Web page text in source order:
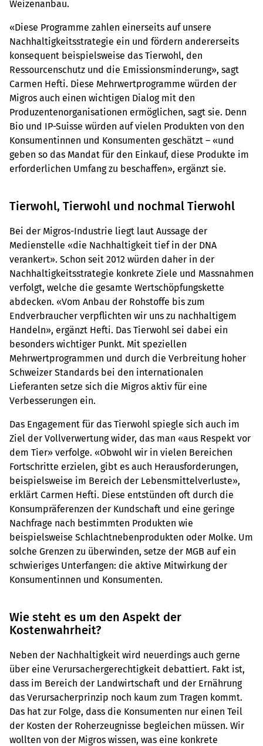
Weizenanbau.
«Diese Programme zahlen einerseits auf unsere
Nachhaltigkeitsstrategie ein und fördern andererseits
konsequent beispielsweise das Tierwohl, den
Ressourcenschutz und die Emissionsminderung», sagt
Carmen Hefti. Diese Mehrwertprogramme würden der
Migros auch einen wichtigen Dialog mit den
Produzentenorganisationen ermöglichen, sagt sie. Denn
Bio und IP-Suisse würden auf vielen Produkten von den
Konsumentinnen und Konsumenten geschätzt – «und
geben so das Mandat für den Einkauf, diese Produkte im
erforderlichen Umfang zu beschaffen», ergänzt sie.
Tierwohl, Tierwohl und nochmal Tierwohl
Bei der Migros-Industrie liegt laut Aussage der
Medienstelle «die Nachhaltigkeit tief in der DNA
verankert». Schon seit 2012 würden daher in der
Nachhaltigkeitsstrategie konkrete Ziele und Massnahmen
verfolgt, welche die gesamte Wertschöpfungskette
abdecken. «Vom Anbau der Rohstoffe bis zum
Endverbraucher verpflichten wir uns zu nachhaltigem
Handeln», ergänzt Hefti. Das Tierwohl sei dabei ein
besonders wichtiger Punkt. Mit speziellen
Mehrwertprogrammen und durch die Verbreitung hoher
Schweizer Standards bei den internationalen
Lieferanten setze sich die Migros aktiv für eine
Verbesserungen ein.
Das Engagement für das Tierwohl spiegle sich auch im
Ziel der Vollverwertung wider, das man «aus Respekt vor
dem Tier» verfolge. «Obwohl wir in vielen Bereichen
Fortschritte erzielen, gibt es auch Herausforderungen,
beispielsweise im Bereich der Lebensmittelverluste»,
erklärt Carmen Hefti. Diese entstünden oft durch die
Konsumpräferenzen der Kundschaft und eine geringe
Nachfrage nach bestimmten Produkten wie
beispielsweise Schlachtnebenprodukten oder Molke. Um
solche Grenzen zu überwinden, setze der MGB auf ein
schwieriges Unterfangen: die aktive Mitwirkung der
Konsumentinnen und Konsumenten.
Wie steht es um den Aspekt der
Kostenwahrheit?
Neben der Nachhaltigkeit wird neuerdings auch gerne
über eine Verursachergerechtigkeit debattiert. Fakt ist,
dass im Bereich der Landwirtschaft und der Ernährung
das Verursacherprinzip noch kaum zum Tragen kommt.
Das hat zur Folge, dass die Konsumenten nur einen Teil
der Kosten der Roherzeugnisse begleichen müssen. Wir
wollten von der Migros wissen, was eine konkrete